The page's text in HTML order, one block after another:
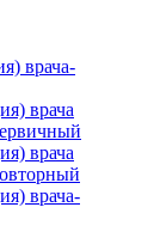
врача-
врача
врача
врача-